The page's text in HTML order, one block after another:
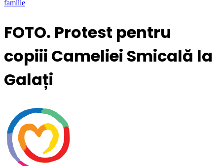
familie
FOTO. Protest pentru
copiii Cameliei Smicală la
Galați